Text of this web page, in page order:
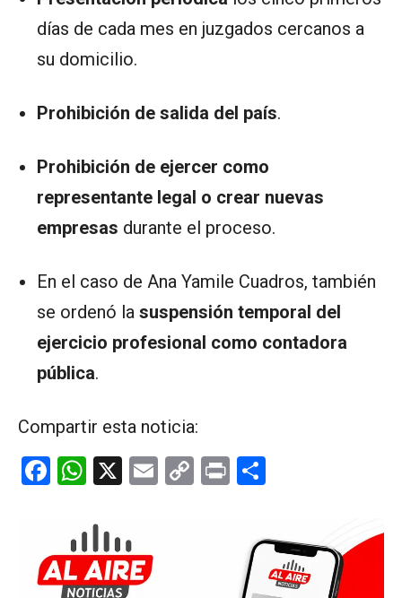
días de cada mes en juzgados cercanos a
su domicilio.
Prohibición de salida del país.
Prohibición de ejercer como
representante legal o crear nuevas
empresas durante el proceso.
En el caso de Ana Yamile Cuadros, también
se ordenó la suspensión temporal del
ejercicio profesional como contadora
pública.
Compartir esta noticia:
F
b
o
W
at
s
A
X
E
C
Pr
p
ar